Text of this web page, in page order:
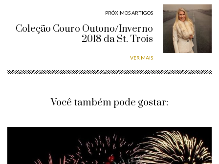
PRÓXIMOS ARTIGOS
Coleção Couro Outono/Inverno
2018 da St. Trois
VER MAIS
Você também pode gostar: